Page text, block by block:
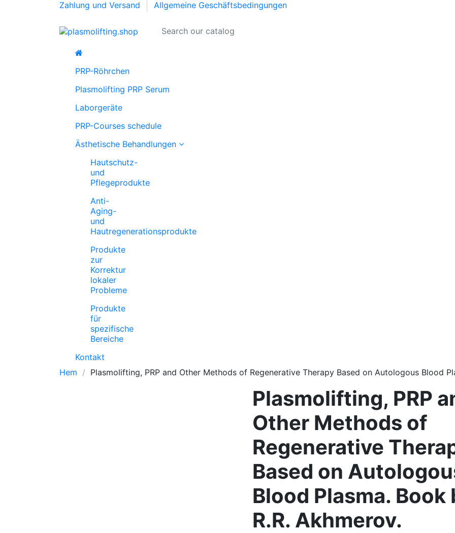
Zahlung und Versand Allgemeine Geschäftsbedingungen
PRP-Röhrchen
Plasmolifting PRP Serum
Laborgeräte
PRP-Courses schedule
Ästhetische Behandlungen
Hautschutz-
und
Pflegeprodukte
Anti-
Aging-
und
Hautregenerationsprodukte
Produkte
zur
Korrektur
lokaler
Probleme
Produkte
für
spezifische
Bereiche
Kontakt
Hem
Plasmolifting, PRP and Other Methods of Regenerative Therapy Based on Autologous Blood
Plasmolifting, PRP
Other Methods of
Regenerative
Based on
Blood Plasma. Book
R.R. Akhmerov.